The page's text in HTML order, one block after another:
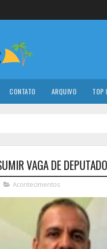
CONTATO ARQUIVO TOP
VAGA DE
Acontecimentos